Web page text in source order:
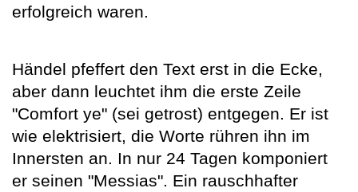
erfolgreich waren.
Händel pfeffert den Text erst in die Ecke,
aber dann leuchtet ihm die erste Zeile
"Comfort ye" (sei getrost) entgegen. Er ist
wie elektrisiert, die Worte rühren ihn im
Innersten an. In nur 24 Tagen komponiert
er seinen "Messias". Ein rauschhafter